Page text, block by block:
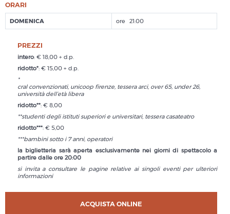
ORARI
DOMENICA 21:00
PREZZI
intero: € 18,00 + d.p.
ridotto*: € 15,00 + d.p.
*
cral convenzionati, unicoop firenze, tessera arci, over 65, under 26,
università dell’età libera
ridotto**: € 8,00
**studenti degli istituti superiori e universitari, tessera casateatro
ridotto***: € 5,00
***bambini sotto i 7 anni, operatori
la biglietteria sarà aperta esclusivamente nei giorni di spettacolo a
partire dalle ore 20:00
si invita a consultare le pagine relative ai singoli eventi per ulteriori
informazioni
ACQUISTA ONLINE